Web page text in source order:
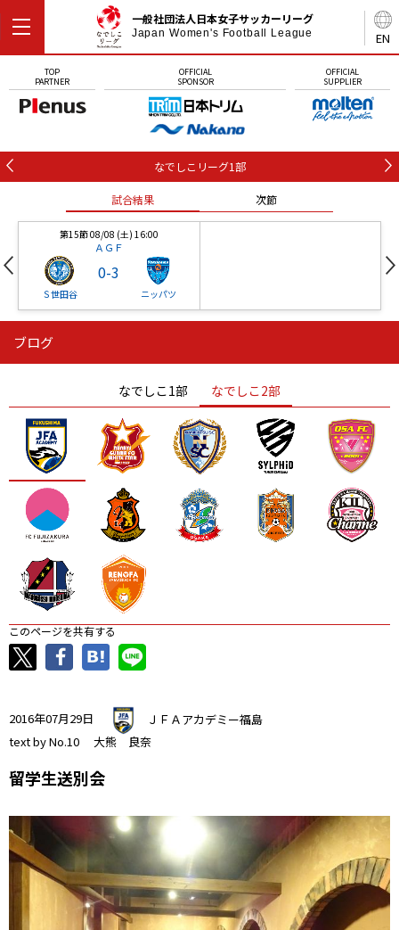
EN
一般社団法人日本女子サッカーリーグ
Japan Women's Football League
TOP
PARTNER
OFFICIAL
SPONSOR
OFFICIAL
SUPPLIER
なでしこリーグ1部
試合結果 次節
第15節 08/08 (土) 16:00
ＡＧＦ
Ｓ世田谷
0-3
ニッパツ
ニッパツ
ニッパツ 名古屋
石人の星
静岡 愛媛Ｌ
ブログ
なでしこ1部 なでしこ2部
このページを共有する
2016年07月29日
ＪＦＡアカデミー福島
text by No.10 大熊 良奈
留学生送別会